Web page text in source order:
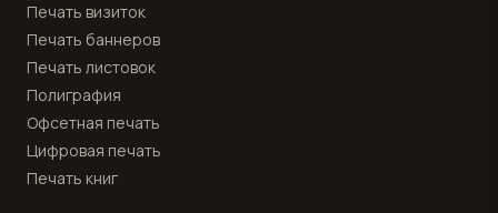
Печать визиток
Печать баннеров
Печать листовок
Полиграфия
Офсетная печать
Цифровая печать
Печать книг